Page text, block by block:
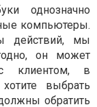
однозначно
компьютеры.
действий, мы
он может
клиентом, в
выбрать
обратить